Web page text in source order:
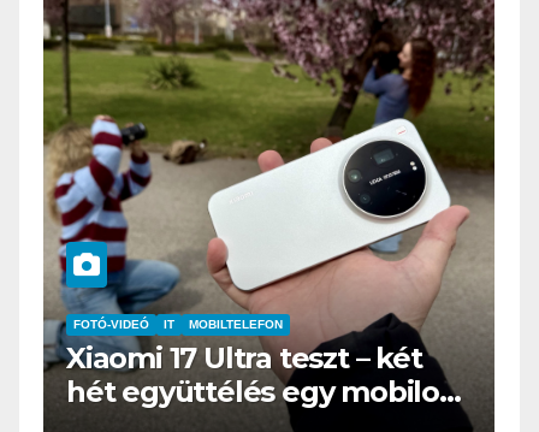
IT MŰSZAKI
BOOX Go 10.3 teszt – Amikor
az e-book olvasó felnő, és